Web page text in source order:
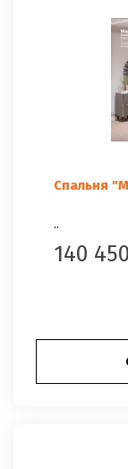
Спальня
..
140